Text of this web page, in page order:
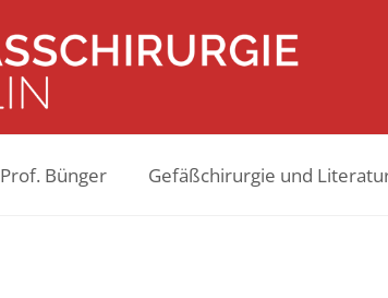
Prof. Bünger Gefäßchirurgie und